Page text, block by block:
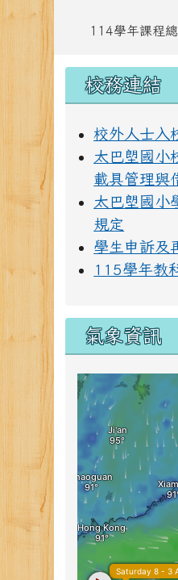
114學年課程
左邊區域
校務連結
校外人士入
太巴塱國小
載具管理與
太巴塱國小
規定
學生申訴及
115學年教
氣象資訊
賀!六
頁尾區域